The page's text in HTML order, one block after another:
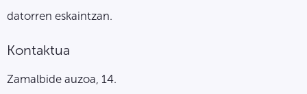
datorren eskaintzan.
Kontaktua
Zamalbide auzoa, 14.